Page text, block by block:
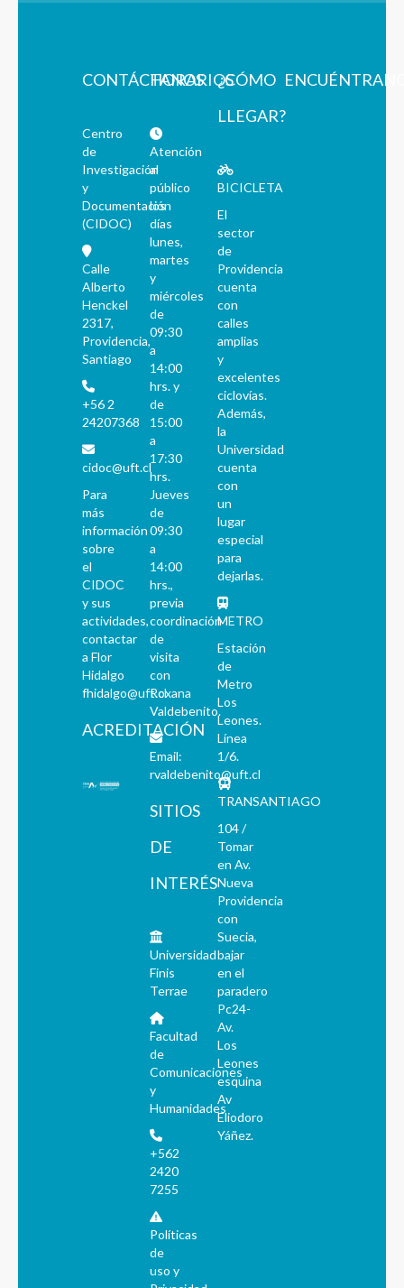
CONTÁCTANOS
Centro
de
Investigación
y
Documentación
(CIDOC)
Calle
Alberto
Henckel
2317,
Providencia,
Santiago
+56 2
24207368
cidoc@uft.cl
Para
más
información
sobre
el
CIDOC
y sus
actividades,
contactar
a Flor
Hidalgo
fhidalgo@uft.cl
ACREDITACIÓN
HORARIOS
Atención
al
público
los
días
lunes,
martes
y
miércoles
de
09:30
a
14:00
hrs. y
de
15:00
a
17:30
hrs.
Jueves
de
09:30
a
14:00
hrs.,
previa
coordinación
de
visita
con
Roxana
Valdebenito.
Email:
rvaldebenito@uft.cl
SITIOS
DE
INTERÉS
Universidad
Finis
Terrae
Facultad
de
Comunicaciones
y
Humanidades
+562
2420
7255
Políticas
de
uso y
¿CÓMO
LLEGAR?
BICICLETA
El
sector
de
Providencia
cuenta
con
calles
amplias
y
excelentes
ciclovías.
Además,
la
Universidad
cuenta
con
un
lugar
especial
para
dejarlas.
METRO
Estación
de
Metro
Los
Leones.
Línea
1/6.
TRANSANTIAGO
104 /
Tomar
en Av.
Nueva
Providencia
con
Suecia,
bajar
en el
paradero
Pc24-
Av.
Los
Leones
esquina
Av
Eliodoro
Yáñez.